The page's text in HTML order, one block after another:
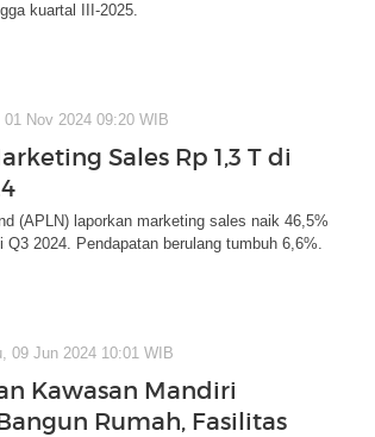
kuartal III-2025.
Nov 2024 09:20 WIB
Sales Rp 1,3 T di
(APLN) laporkan marketing sales naik 46,5%
Q3 2024. Pendapatan berulang tumbuh 6,6%.
09 Jun 2024 10:01 WIB
Kawasan Mandiri
Rumah, Fasilitas